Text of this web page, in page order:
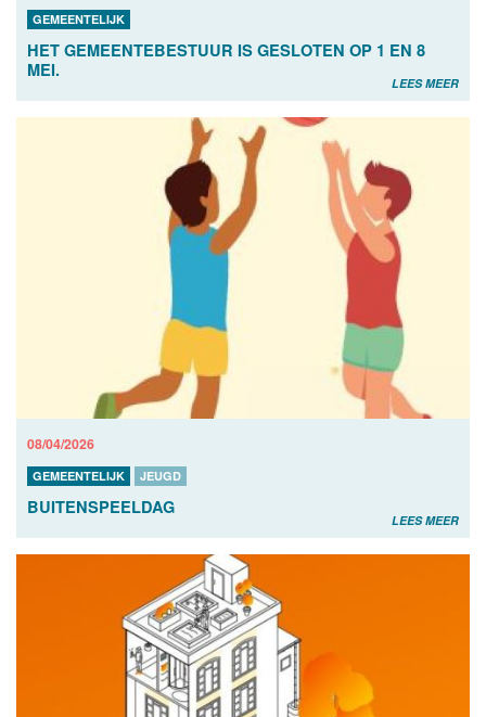
GEMEENTELIJK
HET GEMEENTEBESTUUR IS GESLOTEN OP 1 EN 8
MEI.
LEES MEER
08/04/2026
GEMEENTELIJK JEUGD
BUITENSPEELDAG
LEES MEER